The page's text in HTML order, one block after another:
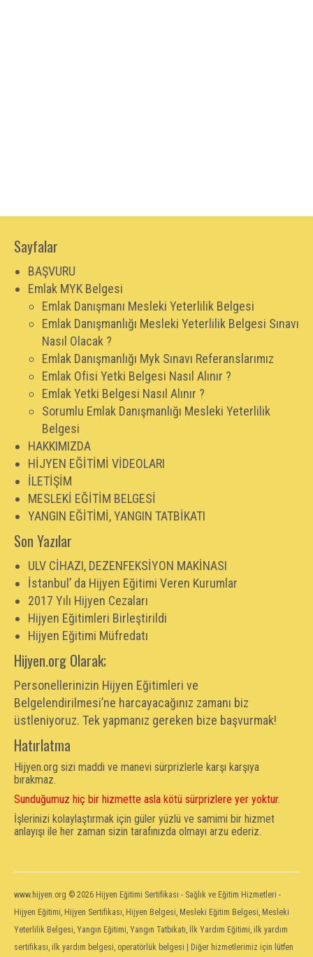
Sayfalar
BAŞVURU
Emlak MYK Belgesi
Emlak Danışmanı Mesleki Yeterlilik Belgesi
Emlak Danışmanlığı Mesleki Yeterlilik Belgesi Sınavı
Nasıl Olacak ?
Emlak Danışmanlığı Myk Sınavı Referanslarımız
Emlak Ofisi Yetki Belgesi Nasıl Alınır ?
Emlak Yetki Belgesi Nasıl Alınır ?
Sorumlu Emlak Danışmanlığı Mesleki Yeterlilik
Belgesi
HAKKIMIZDA
HİJYEN EĞİTİMİ VİDEOLARI
İLETİŞİM
MESLEKİ EĞİTİM BELGESİ
YANGIN EĞİTİMİ, YANGIN TATBİKATI
Son Yazılar
ULV CİHAZI, DEZENFEKSİYON MAKİNASI
İstanbul’ da Hijyen Eğitimi Veren Kurumlar
2017 Yılı Hijyen Cezaları
Hijyen Eğitimleri Birleştirildi
Hijyen Eğitimi Müfredatı
Hijyen.org Olarak;
Personellerinizin Hijyen Eğitimleri ve
Belgelendirilmesi’ne harcayacağınız zamanı biz
üstleniyoruz. Tek yapmanız gereken bize başvurmak!
Hatırlatma
Hijyen.org sizi maddi ve manevi sürprizlerle karşı karşıya
bırakmaz.
Sunduğumuz hiç bir hizmette asla kötü sürprizlere yer yoktur.
İşlerinizi kolaylaştırmak için güler yüzlü ve samimi bir hizmet
anlayışı ile her zaman sizin tarafınızda olmayı arzu ederiz.
www.hijyen.org © 2026 Hijyen Eğitimi Sertifikası - Sağlık ve Eğitim Hizmetleri -
Hijyen Eğitimi, Hijyen Sertifikası, Hijyen Belgesi, Mesleki Eğitim Belgesi, Mesleki
Yeterlilik Belgesi, Yangın Eğitimi, Yangın Tatbikatı, İlk Yardım Eğitimi, ilk yardım
sertifikası, ilk yardım belgesi, operatörlük belgesi | Diğer hizmetlerimiz için lütfen